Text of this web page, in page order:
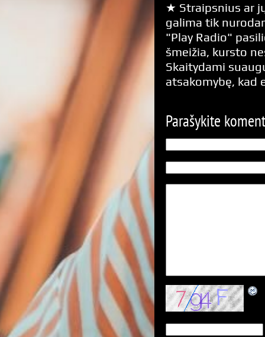
★ Straipsnius ar
galima tik
"Play Radio"
šmeižia, kursto
Skaitydami
atsakomybę, kad
Parašykite